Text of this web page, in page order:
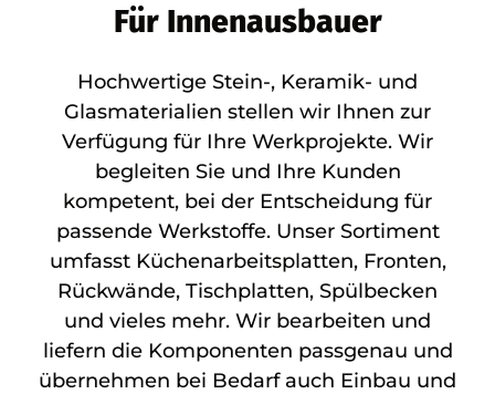
Für Innenausbauer
Hochwertige Stein-, Keramik- und
Glasmaterialien stellen wir Ihnen zur
Verfügung für Ihre Werkprojekte. Wir
begleiten Sie und Ihre Kunden
kompetent, bei der Entscheidung für
passende Werkstoffe. Unser Sortiment
umfasst Küchenarbeitsplatten, Fronten,
Rückwände, Tischplatten, Spülbecken
und vieles mehr. Wir bearbeiten und
liefern die Komponenten passgenau und
übernehmen bei Bedarf auch Einbau und